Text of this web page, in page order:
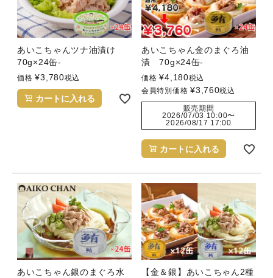
あいこちゃんツナ油漬け
70g×24缶-
価格 ¥3,780税込
カートに入れる
あいこちゃん金のまぐろ油
漬 70g×24缶-
価格 ¥4,180税込
会員特別価格 ¥3,760税込
販売期間
2026/07/03 10:00〜
2026/08/17 17:00
カートに入れる
あいこちゃん銀のまぐろ水
【金＆銀】あいこちゃん2種